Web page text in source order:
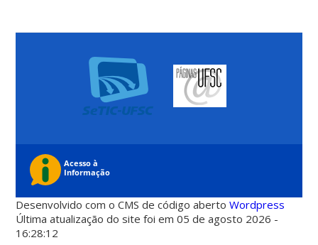
Desenvolvido com o CMS de código abertoWordpress
Última atualização do site foi em 05 de agosto 2026 -
16:28:12